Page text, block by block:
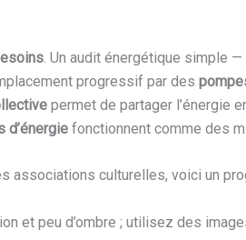
. Un audit énergétique simple
progressif par des
permet de partager l’énergie
d’énergie fonctionnent comme des
associations culturelles, voici un
et peu d’ombre ; utilisez des